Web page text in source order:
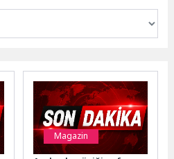
Magazin